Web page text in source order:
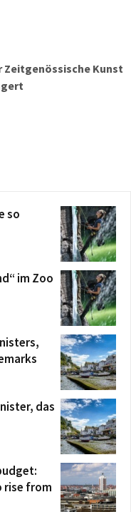
Kunst
so
im Zoo
das
rise from